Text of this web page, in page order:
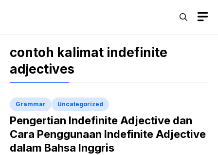
contoh kalimat indefinite
adjectives
Grammar Uncategorized
Pengertian Indefinite Adjective dan
Cara Penggunaan Indefinite Adjective
dalam Bahsa Inggris